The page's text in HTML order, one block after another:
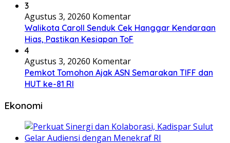
3
Agustus 3, 20260 Komentar
Walikota Caroll Senduk Cek Hanggar Kendaraan
Hias, Pastikan Kesiapan ToF
4
Agustus 3, 20260 Komentar
Pemkot Tomohon Ajak ASN Semarakan TIFF dan
HUT ke-81 RI
Ekonomi